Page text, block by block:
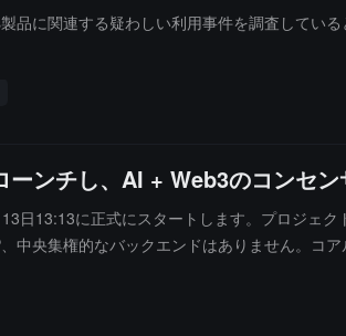
に関連する疑わしい利用事件を調査してい
ンチし、AI + Web3のコンセン
日13:13に正式にスタートします。プロジェ
中央集権的なバックエンドはありません。コ
オンチェーンの行動、コミュニティコンセン